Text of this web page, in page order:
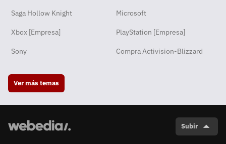
Saga Hollow Knight Microsoft
Xbox [Empresa] PlayStation [Empresa]
Sony Compra Activision-Blizzard
Ver más temas
Subir